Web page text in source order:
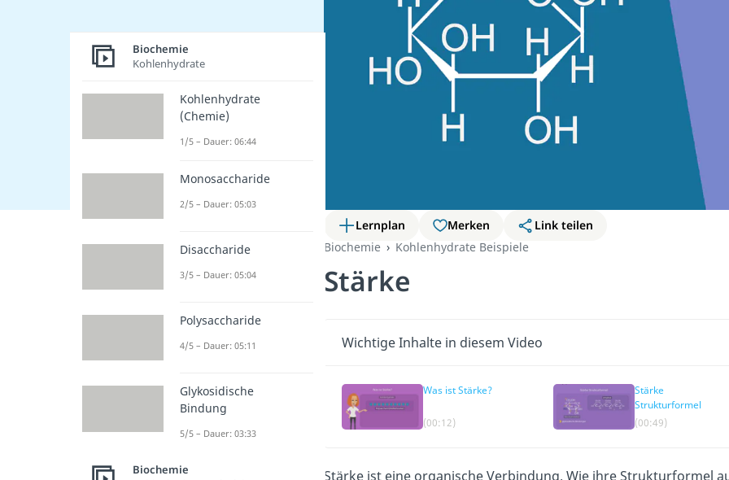
Lernplan Merken
Link teilen
Biochemie
Kohlenhydrate Beispiele
Stärke
Wichtige Inhalte in diesem Video
Was ist Stärke?
(00:12)
Stärke
Strukturformel
(00:49)
Stärke ist eine organische Verbindung. Wie ihre Strukturformel
Biochemie
Kohlenhydrate
Kohlenhydrate
(Chemie)
1/5 – Dauer: 06:44
Monosaccharide
2/5 – Dauer: 05:03
Disaccharide
3/5 – Dauer: 05:04
Polysaccharide
4/5 – Dauer: 05:11
Glykosidische
Bindung
5/5 – Dauer: 03:33
Biochemie